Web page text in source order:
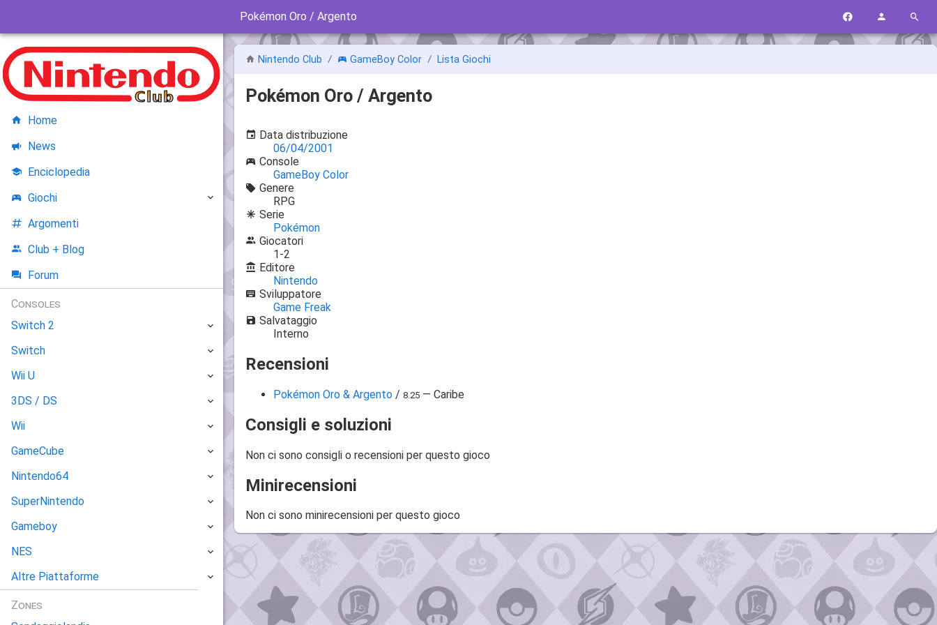
Pokémon Oro / Argento
Nintendo Club GameBoy Color Lista Giochi
Pokémon Oro / Argento
Data distribuzione
06/04/2001
Console
GameBoy Color
Genere
RPG
Serie
Pokémon
Giocatori
1-2
Editore
Nintendo
Sviluppatore
Game Freak
Salvataggio
Interno
Recensioni
Pokémon Oro & Argento / 8.25 — Caribe
Consigli e soluzioni
Non ci sono consigli o recensioni per questo gioco
Minirecensioni
Non ci sono minirecensioni per questo gioco
Home
News
Enciclopedia
Giochi
Argomenti
Club + Blog
Forum
Consoles
Switch 2
Switch
Wii U
3DS / DS
Wii
GameCube
Nintendo64
SuperNintendo
Gameboy
NES
Altre Piattaforme
Zones